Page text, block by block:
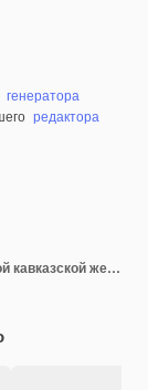
генератора
редактора
Горизонтальный снимок красивой молодой кавказской женщины, позирующей на переднем сиденье автомобиля в поле